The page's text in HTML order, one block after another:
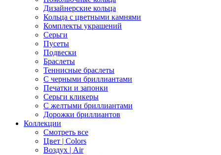
Дизайнерские кольца
Кольца с цветными камнями
Комплекты украшений
Серьги
Пусеты
Подвески
Браслеты
Теннисные браслеты
C черными бриллиантами
Печатки и запонки
Серьги кликеры
С желтыми бриллиантами
Дорожки бриллиантов
Коллекции
Смотреть все
Цвет | Colors
Воздух | Air